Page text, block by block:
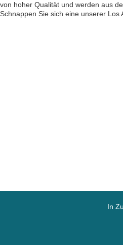
von hoher Qualität und werden aus
Schnappen Sie sich eine unserer
In